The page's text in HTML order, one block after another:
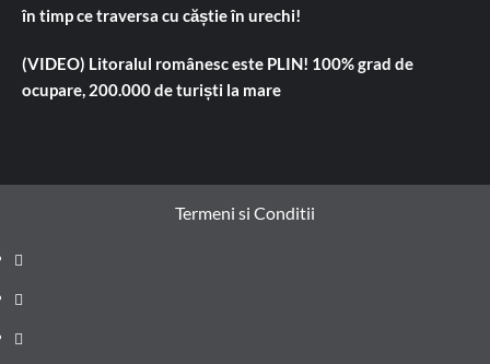
în timp ce traversa cu căștie în urechi!
(VIDEO) Litoralul românesc este PLIN! 100% grad de
ocupare, 200.000 de turiști la mare
Termeni si Conditii
Prima
pagină
Știri
de
Administrație